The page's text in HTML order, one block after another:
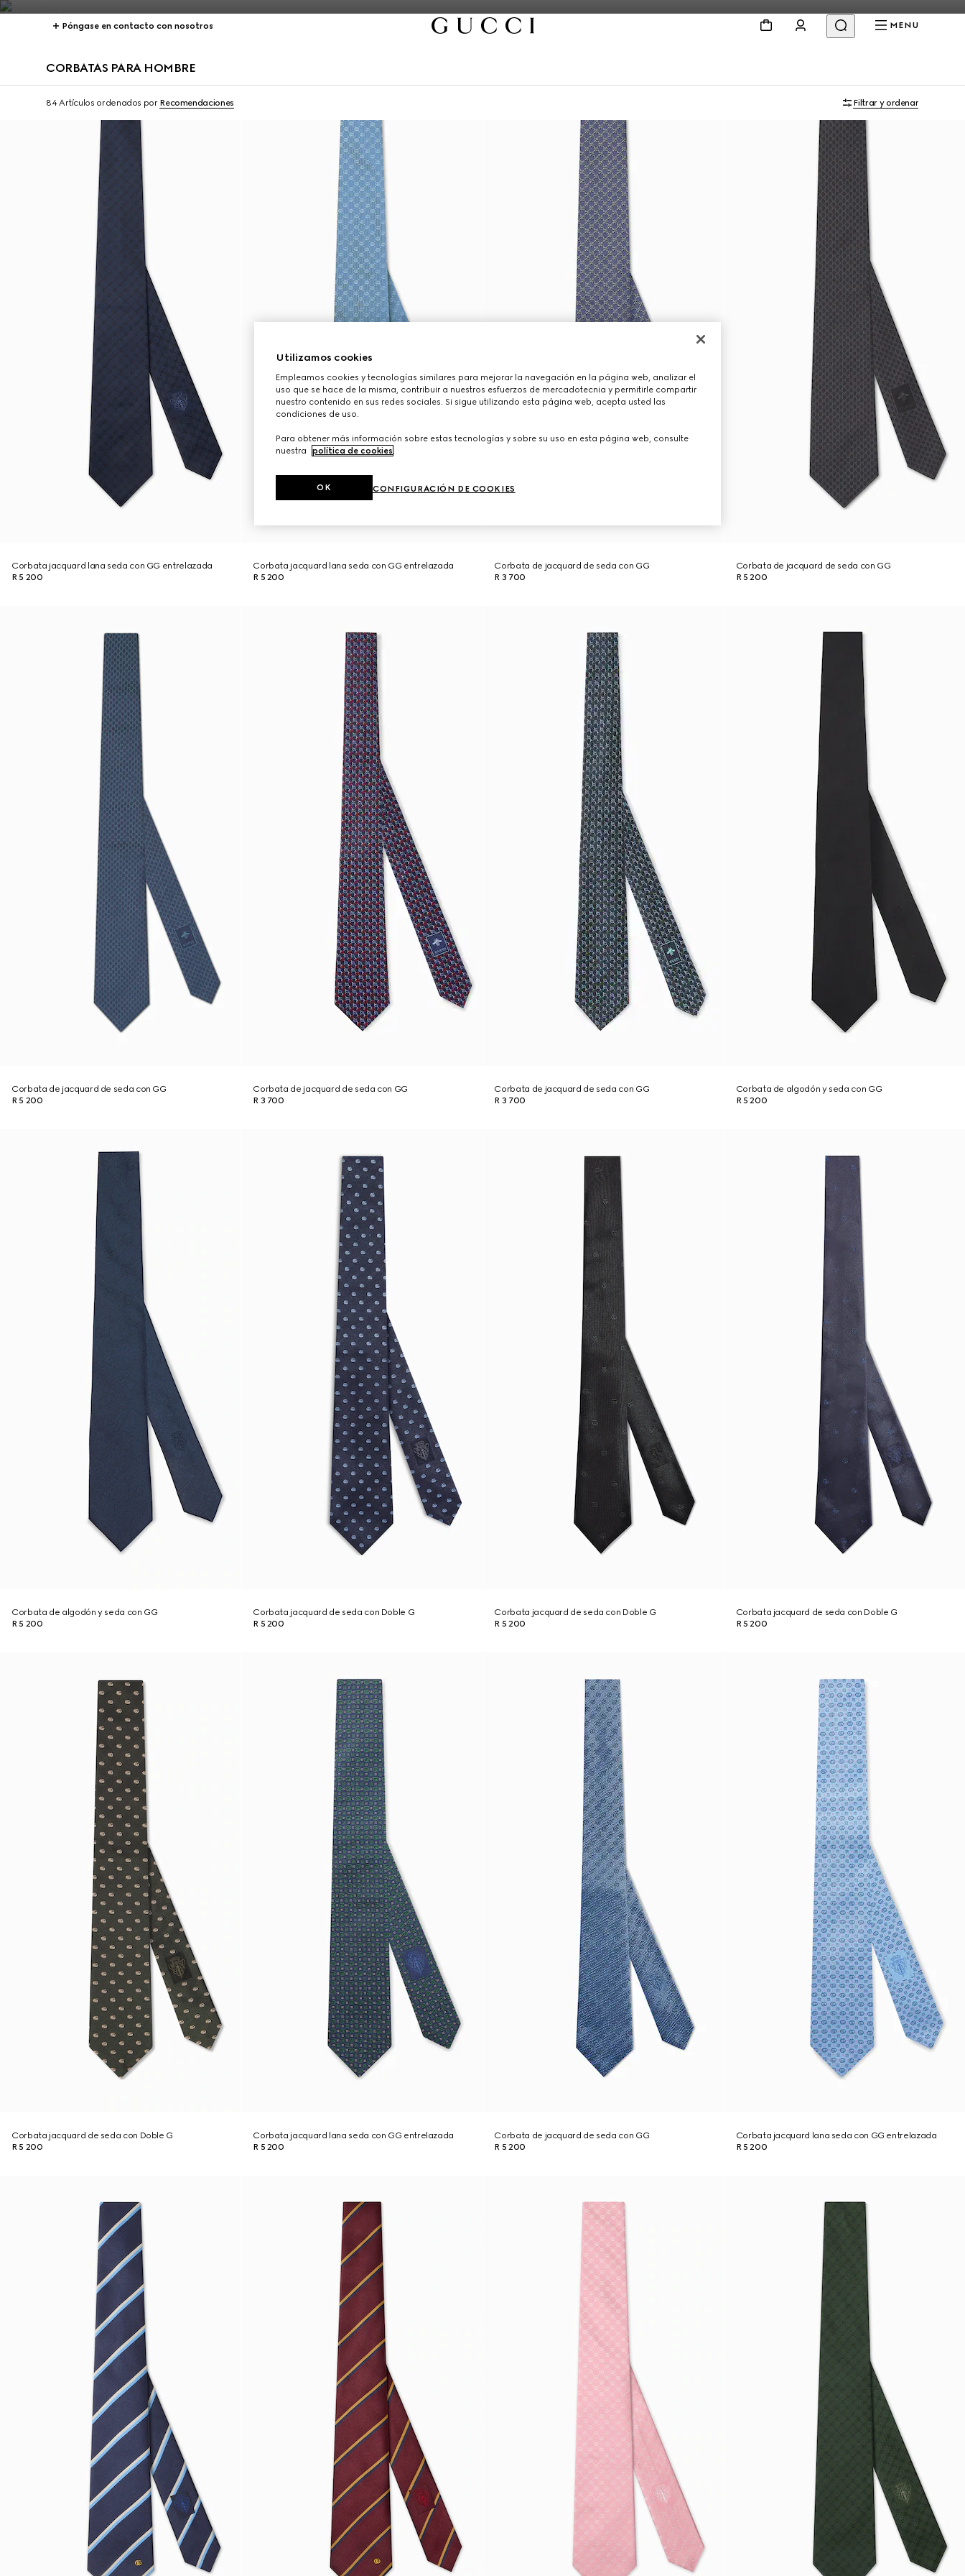
Póngase en contacto con nosotros MENU
CORBATAS PARA HOMBRE
84 Artículos ordenados por Recomendaciones Filtrar y ordenar
Corbata jacquard lana seda con GG entrelazada
R 5 200
Corbata jacquard lana seda con GG entrelazada
R 5 200
Corbata de jacquard de seda con GG
R 3 700
Corbata de jacquard de seda con GG
R 5 200
Corbata de jacquard de seda con GG
R 5 200
Corbata de jacquard de seda con GG
R 3 700
Corbata de jacquard de seda con GG
R 3 700
Corbata de algodón y seda con GG
R 5 200
Corbata de algodón y seda con GG
R 5 200
Corbata jacquard de seda con Doble G
R 5 200
Corbata jacquard de seda con Doble G
R 5 200
Corbata jacquard de seda con Doble G
R 5 200
Corbata jacquard de seda con Doble G
R 5 200
Corbata jacquard lana seda con GG entrelazada
R 5 200
Corbata de jacquard de seda con GG
R 5 200
Corbata jacquard lana seda con GG entrelazada
R 5 200
Utilizamos cookies
Empleamos cookies y tecnologías similares para mejorar la navegación en la página web, analizar el
uso que se hace de la misma, contribuir a nuestros esfuerzos de mercadotecnia y permitirle compartir
nuestro contenido en sus redes sociales. Si sigue utilizando esta página web, acepta usted las
condiciones de uso.
Para obtener más información sobre estas tecnologías y sobre su uso en esta página web, consulte
nuestra
política de cookies.
CONFIGURACIÓN DE COOKIES
OK